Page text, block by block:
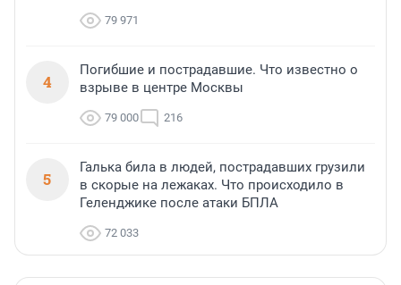
79 971
4
Погибшие и пострадавшие. Что известно о
взрыве в центре Москвы
79 000 216
5
Галька била в людей, пострадавших грузили
в скорые на лежаках. Что происходило в
Геленджике после атаки БПЛА
72 033